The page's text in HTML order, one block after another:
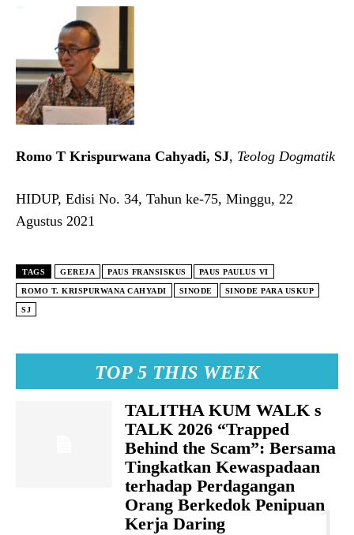
TOP 5 THIS WEEK
TALITHA KUM WALK s
TALK 2026 “Trapped
Behind the Scam”: Bersama
Tingkatkan Kewaspadaan
terhadap Perdagangan
Orang Berkedok Penipuan
Kerja Daring
Romo T Krispurwana Cahyadi, SJ, Teolog Dogmatik
HIDUP, Edisi No. 34, Tahun ke-75, Minggu, 22
Agustus 2021
TAGS GEREJA PAUS FRANSISKUS PAUS PAULUS VI
ROMO T. KRISPURWANA CAHYADI SINODE SINODE PARA USKUP
SJ